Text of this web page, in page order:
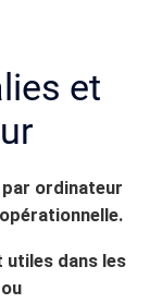
et
par ordinateur
utiles dans les